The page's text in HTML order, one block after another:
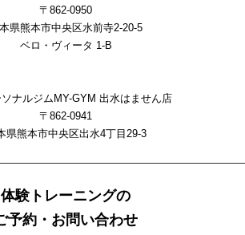
〒862-0950
県熊本市中央区水前寺2-20-5
ベロ・ヴィータ 1-B
ナルジムMY-GYM 出水はません店
〒862-0941
県熊本市中央区出⽔4丁⽬29-3
体験トレーニングの
予約・お問い合わせ